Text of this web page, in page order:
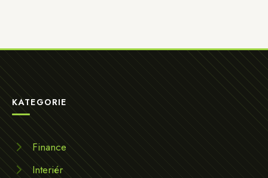
KATEGORIE
Finance
Interiér